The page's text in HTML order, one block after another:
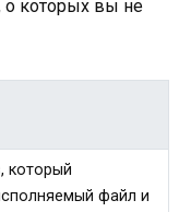
о которых вы не
который
файл и